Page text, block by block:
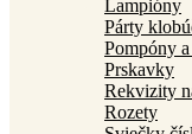
Lampióny
Párty
Pompóny
Prskavky
Rekvizity
Rozety